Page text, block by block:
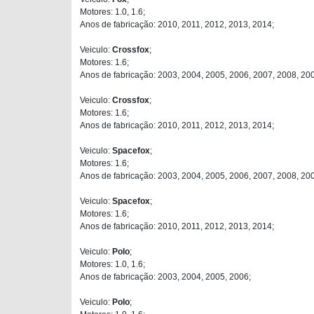
Motores: 1.0, 1.6;
Anos de fabricação: 2010, 2011, 2012, 2013, 2014;
Veiculo: Crossfox;
Motores: 1.6;
Anos de fabricação: 2003, 2004, 2005, 2006, 2007, 2008,
Veiculo: Crossfox;
Motores: 1.6;
Anos de fabricação: 2010, 2011, 2012, 2013, 2014;
Veiculo: Spacefox;
Motores: 1.6;
Anos de fabricação: 2003, 2004, 2005, 2006, 2007, 2008,
Veiculo: Spacefox;
Motores: 1.6;
Anos de fabricação: 2010, 2011, 2012, 2013, 2014;
Veiculo: Polo;
Motores: 1.0, 1.6;
Anos de fabricação: 2003, 2004, 2005, 2006;
Veiculo: Polo;